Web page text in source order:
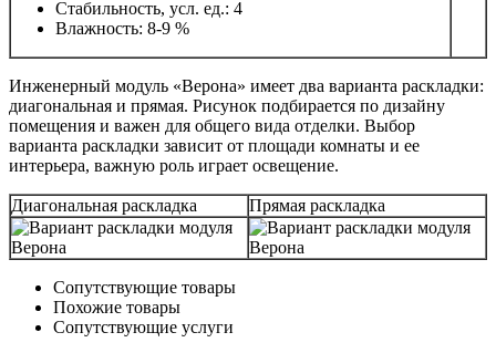
Стабильность, усл. ед.: 4
Влажность: 8-9 %
Инженерный модуль «Верона» имеет два варианта раскладки:
диагональная и прямая. Рисунок подбирается по дизайну
помещения и важен для общего вида отделки. Выбор
варианта раскладки зависит от площади комнаты и ее
интерьера, важную роль играет освещение.
Диагональная раскладка Прямая раскладка
Сопутствующие товары
Похожие товары
Сопутствующие услуги